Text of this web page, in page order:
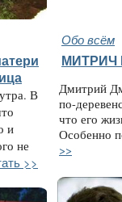
Обо всём
В
и
не
>>
МИТРИЧ
Дмитрий
по-
что его
Особенно
>>